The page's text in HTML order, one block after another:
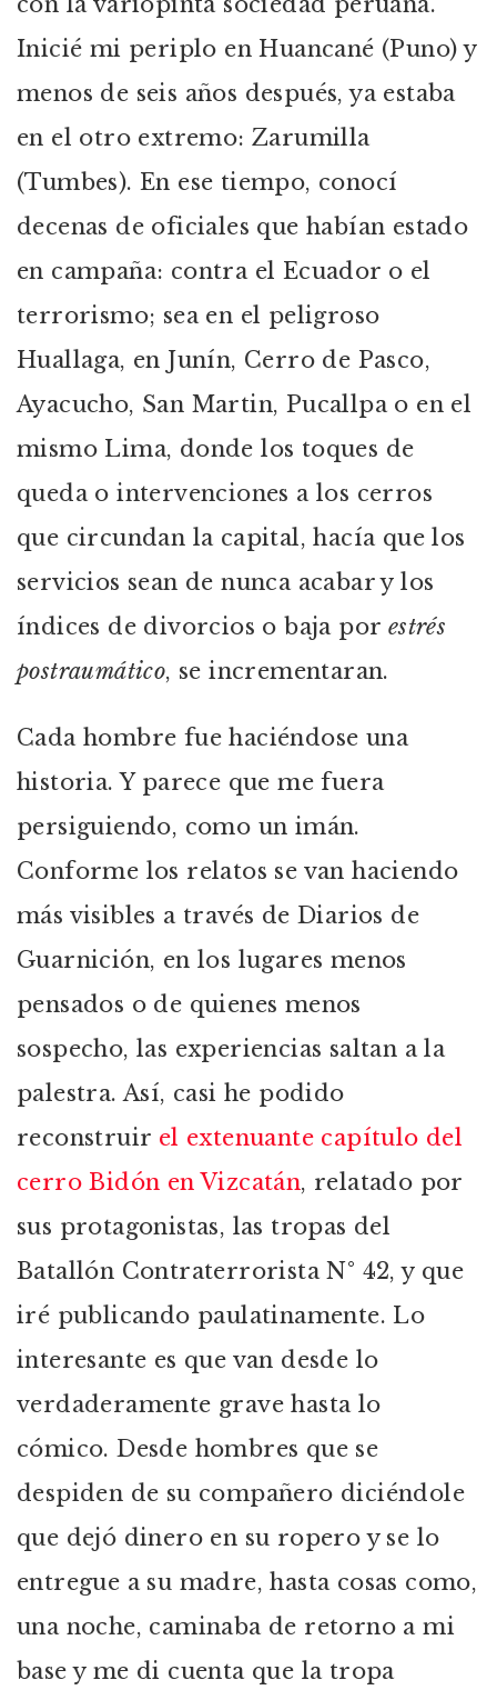
Inicié mi periplo en Huancané (Puno) y
menos de seis años después, ya estaba
en el otro extremo: Zarumilla
(Tumbes). En ese tiempo, conocí
decenas de oficiales que habían estado
en campaña: contra el Ecuador o el
terrorismo; sea en el peligroso
Huallaga, en Junín, Cerro de Pasco,
Ayacucho, San Martin, Pucallpa o en el
mismo Lima, donde los toques de
queda o intervenciones a los cerros
que circundan la capital, hacía que los
servicios sean de nunca acabar y los
índices de divorcios o baja por estrés
postraumático, se incrementaran.
Cada hombre fue haciéndose una
historia. Y parece que me fuera
persiguiendo, como un imán.
Conforme los relatos se van haciendo
más visibles a través de Diarios de
Guarnición, en los lugares menos
pensados o de quienes menos
sospecho, las experiencias saltan a la
palestra. Así, casi he podido
reconstruir el extenuante capítulo del
cerro Bidón en Vizcatán, relatado por
sus protagonistas, las tropas del
Batallón Contraterrorista N° 42, y que
iré publicando paulatinamente. Lo
interesante es que van desde lo
verdaderamente grave hasta lo
cómico. Desde hombres que se
despiden de su compañero diciéndole
que dejó dinero en su ropero y se lo
entregue a su madre, hasta cosas como,
una noche, caminaba de retorno a mi
base y me di cuenta que la tropa